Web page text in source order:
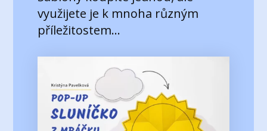
využijete je k mnoha různým
příležitostem...